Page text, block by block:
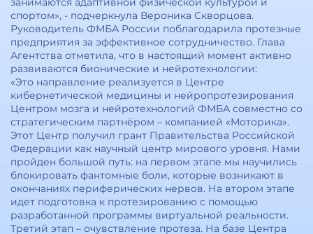
спортом», - подчеркнула Вероника Скворцова.
Руководитель ФМБА России поблагодарила протезные
предприятия за эффективное сотрудничество. Глава
Агентства отметила, что в настоящий момент активно
развиваются бионические и нейротехнологии:
«Это направление реализуется в Центре
кибернетической медицины и нейропротезирования
Центром мозга и нейротехнологий ФМБА совместно со
стратегическим партнёром – компанией «Моторика».
Этот Центр получил грант Правительства Российской
Федерации как научный центр мирового уровня. Нами
пройден большой путь: на первом этапе мы научились
блокировать фантомные боли, которые возникают в
окончаниях периферических нервов. На втором этапе
идет подготовка к протезированию с помощью
разработанной программы виртуальной реальности.
Третий этап – очувствление протеза. На базе Центра